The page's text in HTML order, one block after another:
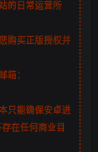
的日常运营所
购买正版授权并
箱：
只能确保安卓进
在任何商业目